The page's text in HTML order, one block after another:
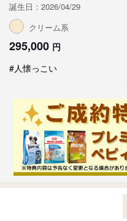
誕生日：2026/04/29
クリーム系
295,000 円
#人懐っこい